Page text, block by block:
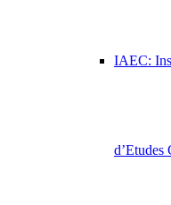
IAEC:
d’Etudes